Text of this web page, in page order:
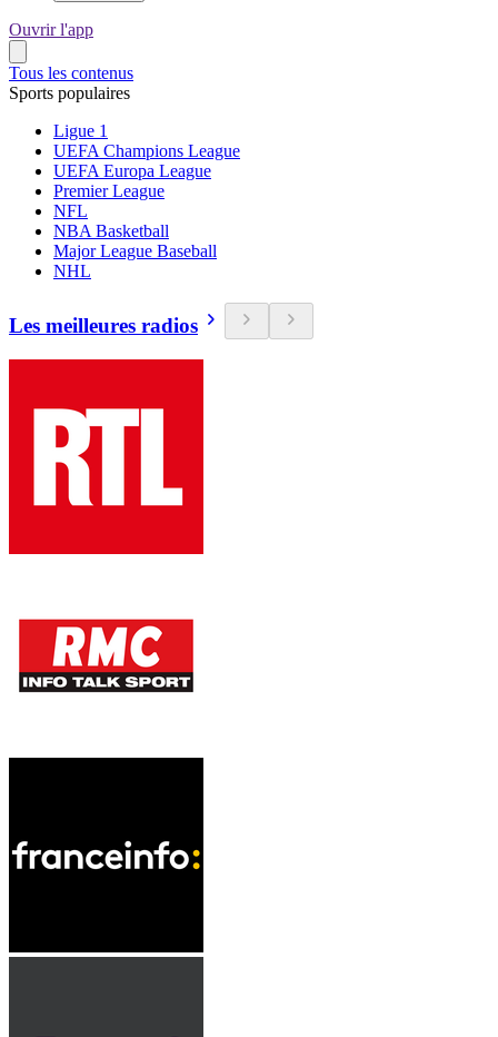
Ouvrir l'app
Tous les contenus
Sports populaires
Ligue 1
UEFA Champions League
UEFA Europa League
Premier League
NFL
NBA Basketball
Major League Baseball
NHL
Les meilleures radios